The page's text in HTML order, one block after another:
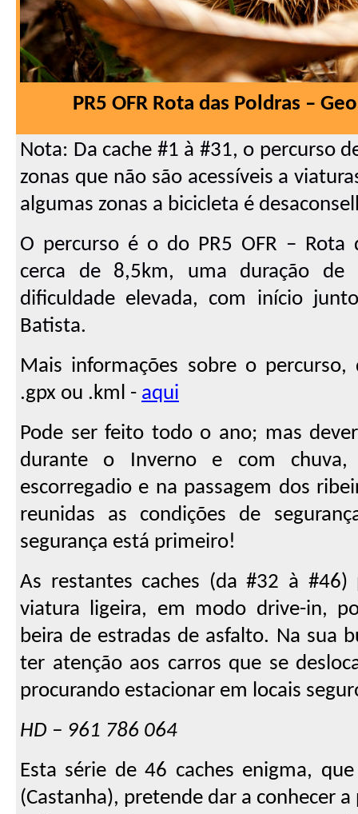
PR5 OFR Rota das Poldras –
Nota: Da cache #1 à #31, o percurso
zonas que não são acessíveis a
algumas zonas a bicicleta é
O percurso é o do PR5 OFR – Rota
cerca de 8,5km, uma duração
dificuldade elevada, com início
Batista.
Mais informações sobre o
.gpx ou .kml - aqui
Pode ser feito todo o ano; mas
durante o Inverno e com
escorregadio e na passagem dos
reunidas as condições de
segurança está primeiro!
As restantes caches (da #32 à
viatura ligeira, em modo drive-in,
beira de estradas de asfalto. Na sua
ter atenção aos carros que se
procurando estacionar em locais
HD – 961 786 064
Esta série de 46 caches enigma,
(Castanha), pretende dar a conhecer